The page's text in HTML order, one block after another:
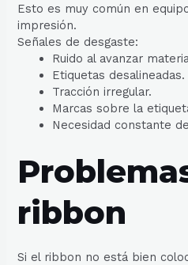
Esto es muy común en
impresión.
Señales de desgaste:
Ruido al avanzar
Etiquetas desalineadas.
Tracción irregular.
Marcas sobre la
Necesidad constante
ribbon
Si el ribbon no está bien